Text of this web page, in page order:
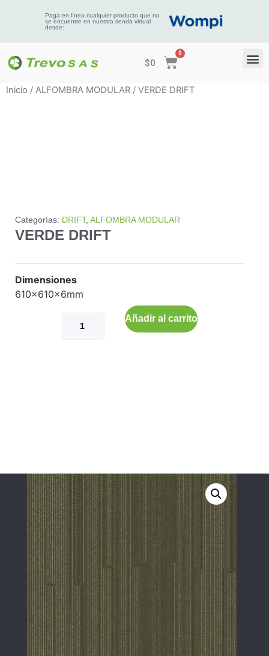
Paga en línea cualquier producto que no
se encuentre en nuestra tienda virtual
desde:
$0
Inicio / ALFOMBRA MODULAR / VERDE DRIFT
Categorías: DRIFT, ALFOMBRA MODULAR
VERDE DRIFT
Dimensiones
610x610x6mm
Añadir al carrito